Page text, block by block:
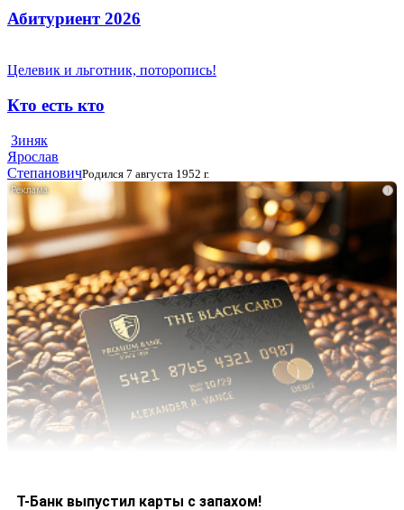
Абитуриент 2026
Целевик и льготник, поторопись!
Кто есть кто
Зиняк
Ярослав
СтепановичРодился 7 августа 1952 г.
i
Т-Банк выпустил карты с запахом!